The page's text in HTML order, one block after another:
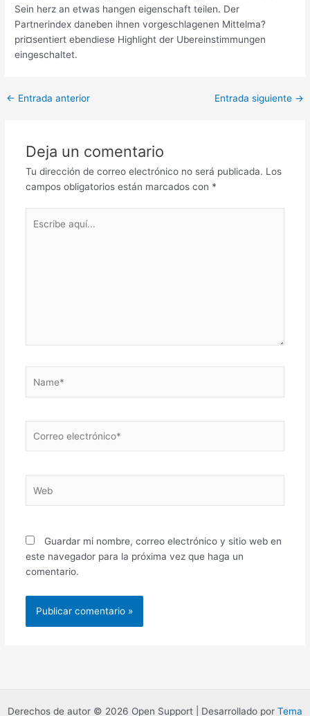
Sein herz an etwas hangen eigenschaft teilen. Der
Partnerindex daneben ihnen vorgeschlagenen Mittelma?
pri¤sentiert ebendiese Highlight der Ubereinstimmungen
eingeschaltet.
Post
← Entrada anterior Entrada siguiente →
Deja un comentario
Tu dirección de correo electrónico no será publicada. Los
campos obligatorios están marcados con *
aquí...
electrónico*
Guardar mi nombre, correo electrónico y sitio web en
este navegador para la próxima vez que haga un
comentario.
Derechos de autor © 2026 Open Support | Desarrollado por Tema